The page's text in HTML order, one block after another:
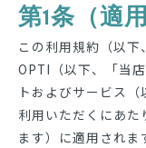
第1条（適
この利用規約（以下
OPTI（以下、「当
トおよびサービス
利用いただくにあ
ます）に適用されま